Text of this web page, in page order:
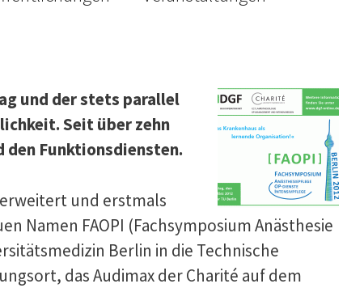
und der stets parallel
Seit über zehn
den Funktionsdiensten.
und erstmals
Namen FAOPI (Fachsymposium Anästhesie
Berlin in die Technische
das Audimax der Charité auf dem